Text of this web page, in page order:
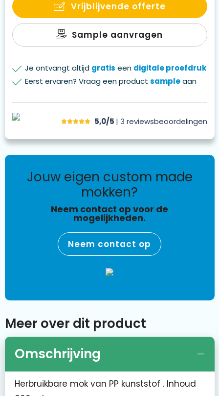
Vrijblijvende offerte
Sample aanvragen
Je ontvangt altijd gratis een digitale proefdruk
Eerst ervaren? Vraag een product sampleaan
5,0/5 | 3 reviewsbeoordelingen
jouw eigen custom made
mokken?
Neem contact op voor de
mogelijkheden.
Neem contact op
Meer over dit product
Omschrijving
Herbruikbare mok van PP kunststof . Inhoud